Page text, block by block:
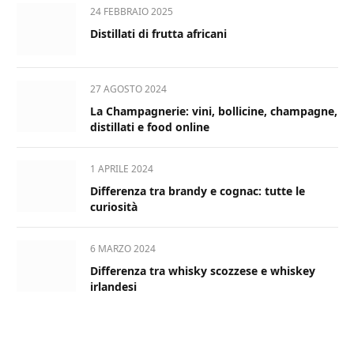
24 FEBBRAIO 2025
Distillati di frutta africani
27 AGOSTO 2024
La Champagnerie: vini, bollicine, champagne,
distillati e food online
1 APRILE 2024
Differenza tra brandy e cognac: tutte le
curiosità
6 MARZO 2024
Differenza tra whisky scozzese e whiskey
irlandesi